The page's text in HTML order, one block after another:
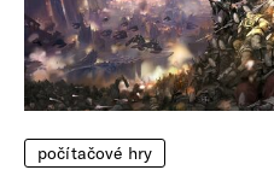
počítačové hry